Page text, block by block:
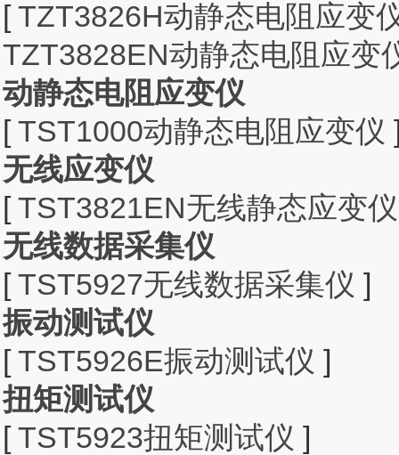
[TZT3826H动静态电阻应变
TZT3828EN动静态电阻应变
动静态电阻应变仪
[TST1000动静态电阻应变仪
无线应变仪
[TST3821EN无线静态应变仪
无线数据采集仪
[TST5927无线数据采集仪 ]
振动测试仪
[TST5926E振动测试仪 ]
扭矩测试仪
[TST5923扭矩测试仪 ]